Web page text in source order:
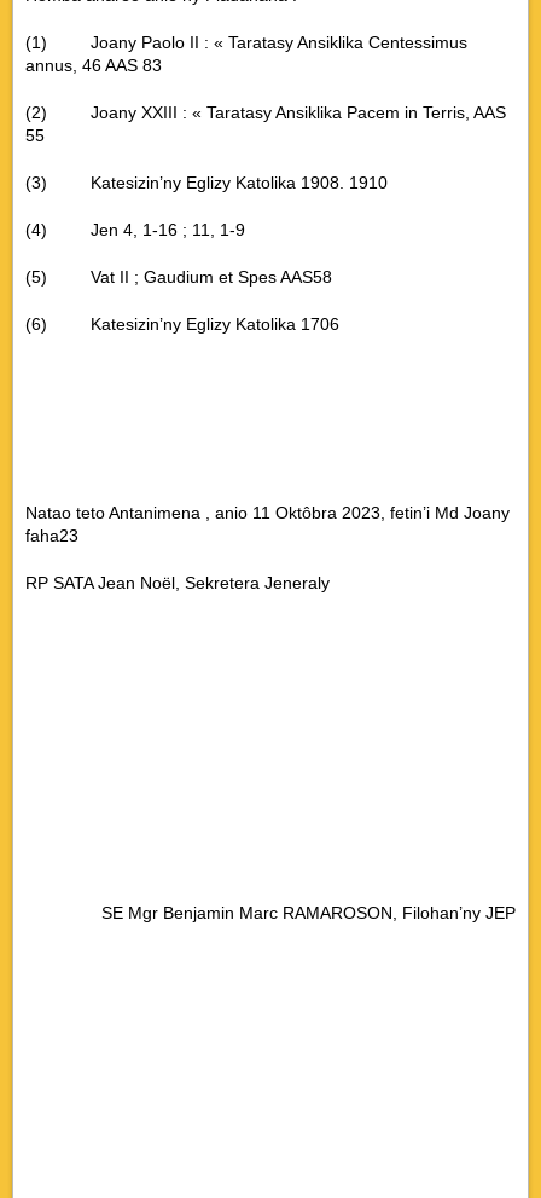
(1) Joany Paolo II : « Taratasy Ansiklika Centessimus
annus, 46 AAS 83
(2) Joany XXIII : « Taratasy Ansiklika Pacem in Terris, AAS
55
(3) Katesizin’ny Eglizy Katolika 1908. 1910
(4) Jen 4, 1-16 ; 11, 1-9
(5) Vat II ; Gaudium et Spes AAS58
(6) Katesizin’ny Eglizy Katolika 1706
Natao teto Antanimena , anio 11 Oktôbra 2023, fetin’i Md Joany
faha23
RP SATA Jean Noël, Sekretera Jeneraly
SE Mgr Benjamin Marc RAMAROSON, Filohan’ny JEP